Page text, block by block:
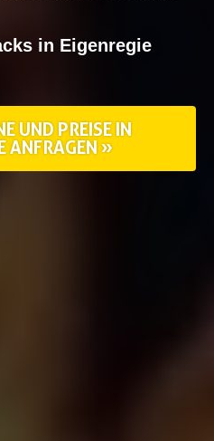
in Eigenregie
UND PREISE IN
ANFRAGEN »